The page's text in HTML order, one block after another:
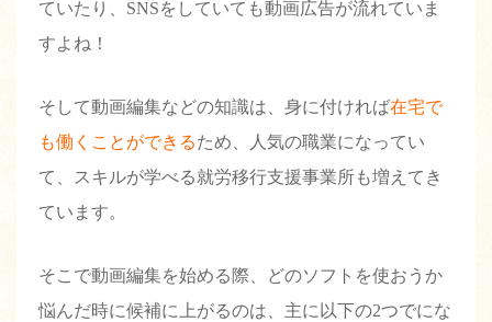
ていたり、SNSをしていても動画広告が流れていま
すよね！
そして動画編集などの知識は、身に付ければ在宅で
も働くことができるため、人気の職業になってい
て、スキルが学べる就労移行支援事業所も増えてき
ています。
そこで動画編集を始める際、どのソフトを使おうか
悩んだ時に候補に上がるのは、主に以下の2つでにな